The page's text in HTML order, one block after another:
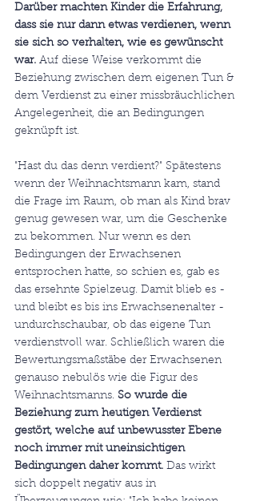
Darüber machten Kinder die Erfahrung,
dass sie nur dann etwas verdienen, wenn
sie sich so verhalten, wie es gewünscht
war. Auf diese Weise verkommt die
Beziehung zwischen dem eigenen Tun &
dem Verdienst zu einer missbräuchlichen
Angelegenheit, die an Bedingungen
geknüpft ist.
"Hast du das denn verdient?" Spätestens
wenn der Weihnachtsmann kam, stand
die Frage im Raum, ob man als Kind brav
genug gewesen war, um die Geschenke
zu bekommen. Nur wenn es den
Bedingungen der Erwachsenen
entsprochen hatte, so schien es, gab es
das ersehnte Spielzeug. Damit blieb es -
und bleibt es bis ins Erwachsenenalter -
undurchschaubar, ob das eigene Tun
verdienstvoll war. Schließlich waren die
Bewertungsmaßstäbe der Erwachsenen
genauso nebulös wie die Figur des
Weihnachtsmanns. So wurde die
Beziehung zum heutigen Verdienst
gestört, welche auf unbewusster Ebene
noch immer mit uneinsichtigen
Bedingungen daher kommt. Das wirkt
sich doppelt negativ aus in